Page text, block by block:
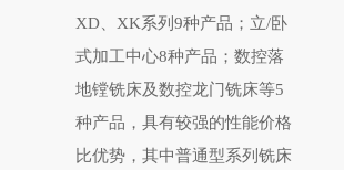
XD、XK系列9种产品；立/卧
式加工中心8种产品；数控落
地镗铣床及数控龙门铣床等5
种产品，具有较强的性能价格
比优势，其中普通型系列铣床